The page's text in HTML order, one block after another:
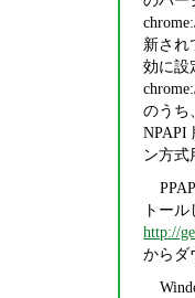
新され
効に設
のうち
NPAPI
ン方式
トール
http://
からダ